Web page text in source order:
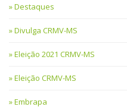
Destaques
Divulga CRMV-MS
Eleição 2021 CRMV-MS
Eleição CRMV-MS
Embrapa